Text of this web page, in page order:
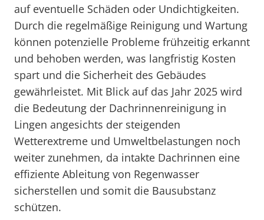
auf eventuelle Schäden oder Undichtigkeiten.
Durch die regelmäßige Reinigung und Wartung
können potenzielle Probleme frühzeitig erkannt
und behoben werden, was langfristig Kosten
spart und die Sicherheit des Gebäudes
gewährleistet. Mit Blick auf das Jahr 2025 wird
die Bedeutung der Dachrinnenreinigung in
Lingen angesichts der steigenden
Wetterextreme und Umweltbelastungen noch
weiter zunehmen, da intakte Dachrinnen eine
effiziente Ableitung von Regenwasser
sicherstellen und somit die Bausubstanz
schützen.